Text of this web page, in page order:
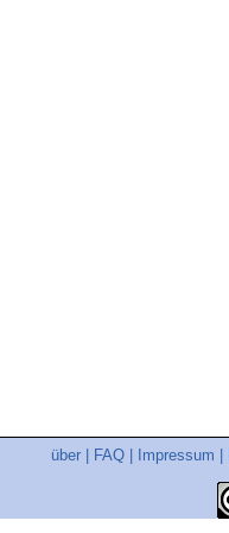
über FAQ Impressum